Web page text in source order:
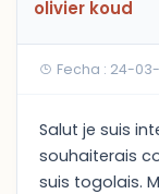
olivier koud
Fecha : 24-
Salut je suis
souhaiterais
suis togolais.